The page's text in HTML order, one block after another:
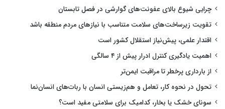
چرایی شیوع بالای عفونت‌های گوارشی در فصل تابستان
تقویت زیرساخت‌های سلامت متناسب با نیازهای مردم منطقه باشد
اقتدار علمی، پیش‌نیاز استقلال کشور است
اهمیت یادگیری کنترل ادرار پیش از ۴ سالگی
از بارداری پرخطر تا مراقبت ایمن‌تر
تحول در نحوه کار، تعامل و هم‌زیستی انسان با ربات‌های انسان‌نما
سونای خشک یا بخار، کدامیک برای سلامتی مفید است؟